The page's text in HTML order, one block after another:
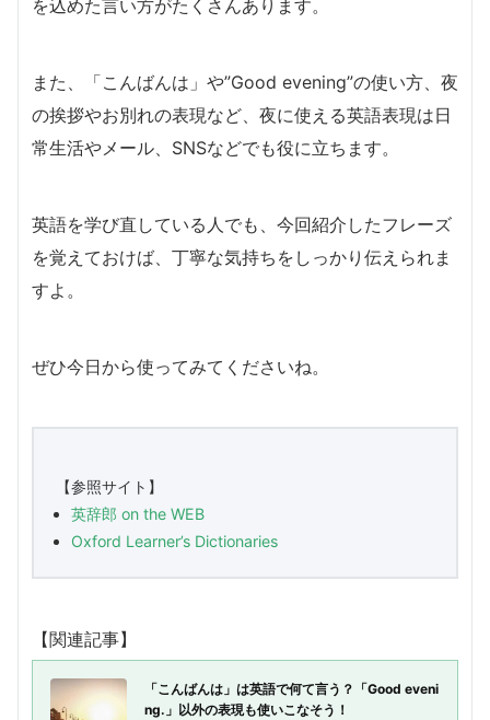
を込めた言い方がたくさんあります。
また、「こんばんは」や”Good evening”の使い方、夜
の挨拶やお別れの表現など、夜に使える英語表現は日
常生活やメール、SNSなどでも役に立ちます。
英語を学び直している人でも、今回紹介したフレーズ
を覚えておけば、丁寧な気持ちをしっかり伝えられま
すよ。
ぜひ今日から使ってみてくださいね。
【参照サイト】
英辞郎 on the WEB
Oxford Learner’s Dictionaries
【関連記事】
「こんばんは」は英語で何て言う？「Good eveni
ng.」以外の表現も使いこなそう！